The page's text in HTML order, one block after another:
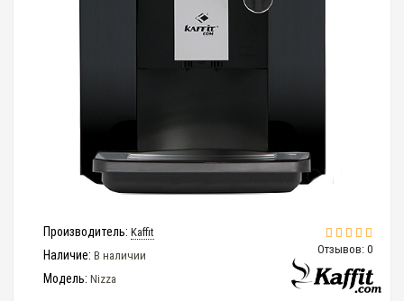
Отзывов: 0
Производитель: Kaffit
Наличие: В наличии
Модель: Nizza